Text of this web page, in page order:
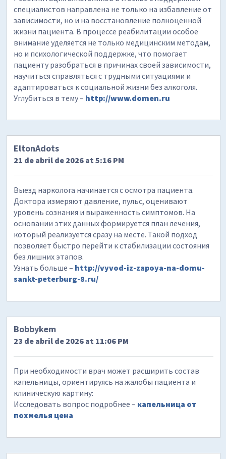
специалистов направлена не только на избавление от
зависимости, но и на восстановление полноценной
жизни пациента. В процессе реабилитации особое
внимание уделяется не только медицинским методам,
но и психологической поддержке, что помогает
пациенту разобраться в причинах своей зависимости,
научиться справляться с трудными ситуациями и
адаптироваться к социальной жизни без алкоголя.
Углубиться в тему – http://www.domen.ru
EltonAdots
21 de abril de 2026 at 5:16 PM
Выезд нарколога начинается с осмотра пациента.
Доктора измеряют давление, пульс, оценивают
уровень сознания и выраженность симптомов. На
основании этих данных формируется план лечения,
который реализуется сразу на месте. Такой подход
позволяет быстро перейти к стабилизации состояния
без лишних этапов.
Узнать больше – http://vyvod-iz-zapoya-na-domu-
sankt-peterburg-8.ru/
Bobbykem
23 de abril de 2026 at 11:06 PM
При необходимости врач может расширить состав
капельницы, ориентируясь на жалобы пациента и
клиническую картину:
Исследовать вопрос подробнее – капельница от
похмелья цена